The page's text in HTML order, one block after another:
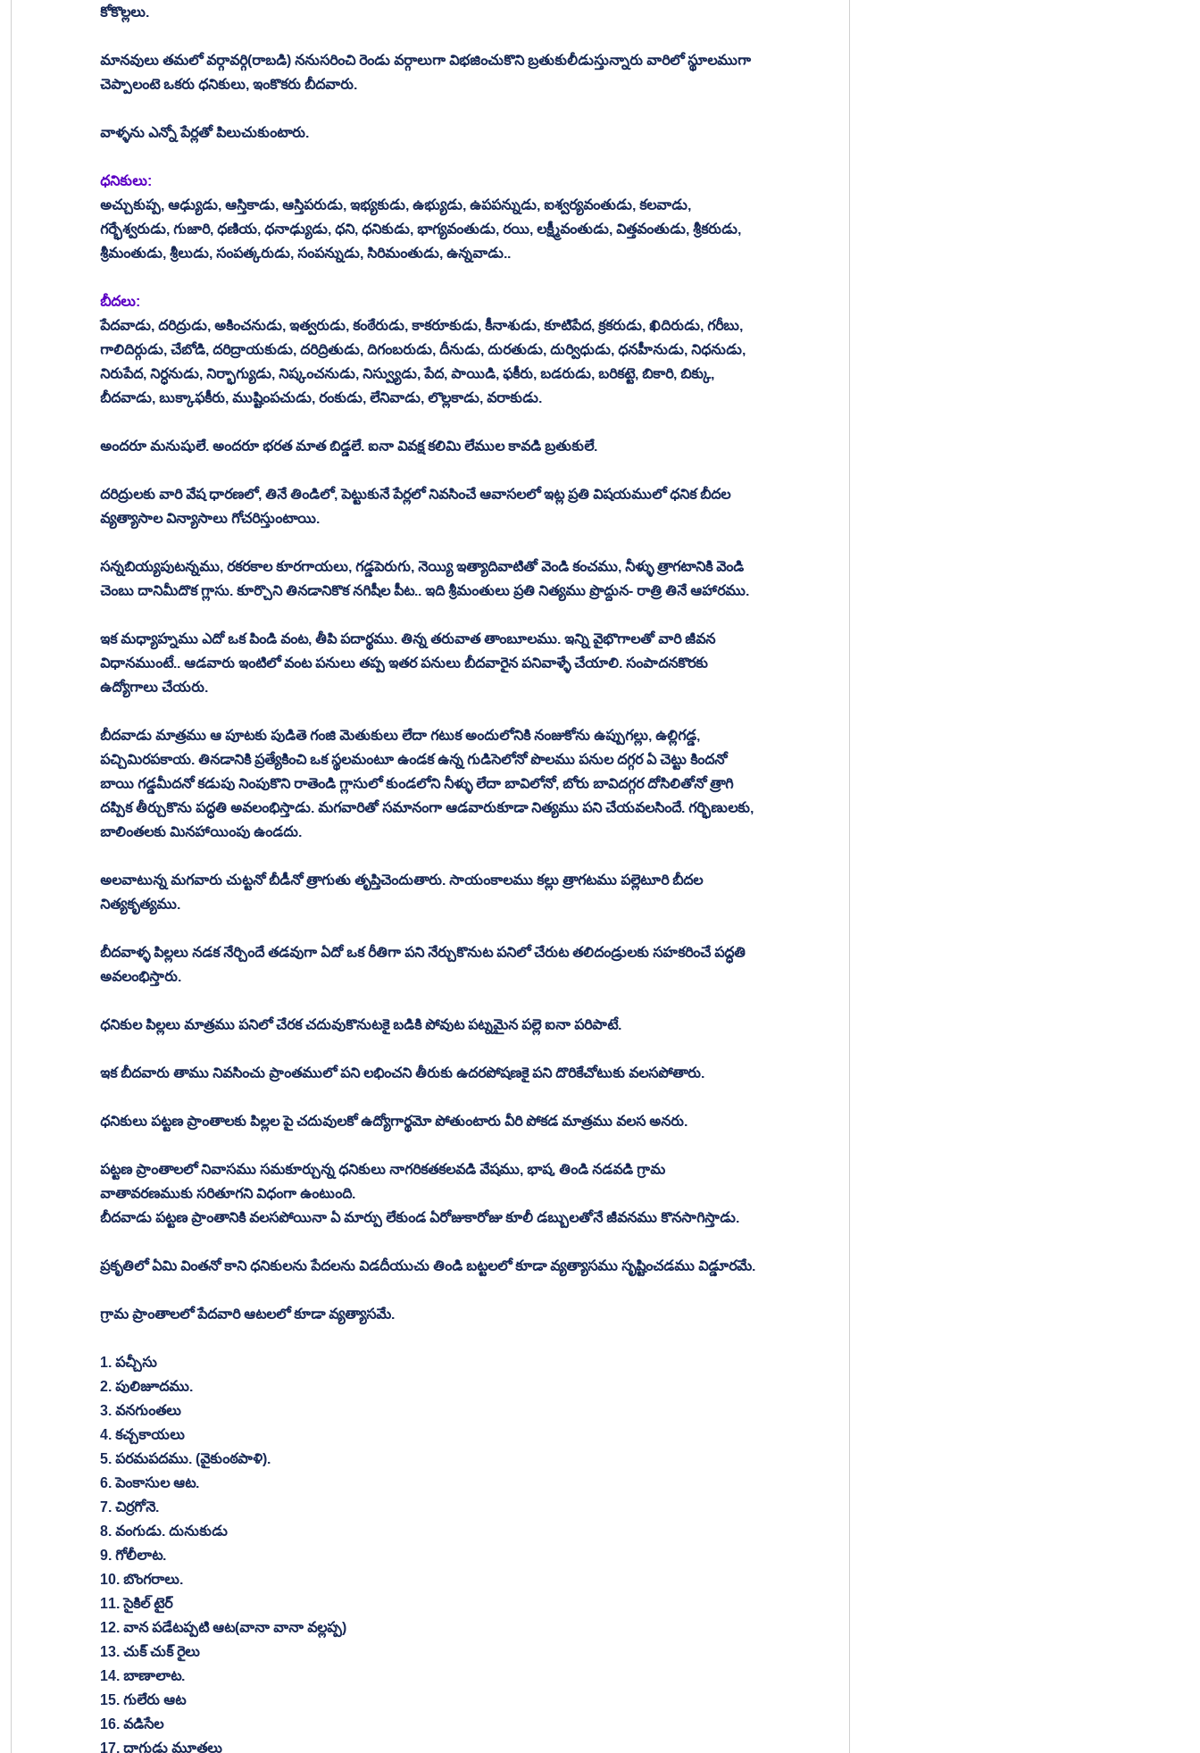
కోకొల్లలు.
మానవులు తమలో వర్గావర్గి(రాబడి) ననుసరించి రెండు వర్గాలుగా విభజించుకొని బ్రతుకులీడుస్తున్నారు వారిలో స్థూలముగా
చెప్పాలంటె ఒకరు ధనికులు, ఇంకొకరు బీదవారు.
వాళ్ళను ఎన్నో పేర్లతో పిలుచుకుంటారు.
ధనికులు:
అచ్చుకుప్ప, ఆఢ్యుడు, ఆస్తికాడు, ఆస్తిపరుడు, ఇభ్యకుడు, ఉభ్యుడు, ఉపపన్నుడు, ఐశ్వర్యవంతుడు, కలవాడు,
గర్భేశ్వరుడు, గుజారి, ధణియ, ధనాఢ్యుడు, ధని, ధనికుడు, భాగ్యవంతుడు, రయి, లక్ష్మీవంతుడు, విత్తవంతుడు, శ్రీకరుడు,
శ్రీమంతుడు, శ్రీలుడు, సంపత్కరుడు, సంపన్నుడు, సిరిమంతుడు, ఉన్నవాడు..
బీదలు:
పేదవాడు, దరిద్రుడు, అకించనుడు, ఇత్వరుడు, కంఠేరుడు, కాకరూకుడు, కీనాశుడు, కూటిపేద, క్రకరుడు, ఖిదిరుడు, గరీబు,
గాలిదిర్గుడు, చేబోడి, దరిద్రాయకుడు, దరిద్రితుడు, దిగంబరుడు, దీనుడు, దురతుడు, దుర్విధుడు, ధనహీనుడు, నిధనుడు,
నిరుపేద, నిర్ధనుడు, నిర్భాగ్యుడు, నిష్కంచనుడు, నిస్వ్యుడు, పేద, పాయిడి, ఫకీరు, బడరుడు, బరికట్టె, బికారి, బిక్కు,
బీదవాడు, బుక్కాఫకీరు, ముష్టింపచుడు, రంకుడు, లేనివాడు, లొల్లకాడు, వరాకుడు.
అందరూ మనుషులే. అందరూ భరత మాత బిడ్డలే. ఐనా వివక్ష కలిమి లేముల కావడి బ్రతుకులే.
దరిద్రులకు వారి వేష ధారణలో, తినే తిండిలో, పెట్టుకునే పేర్లలో నివసించే ఆవాసలలో ఇట్ల ప్రతి విషయములో ధనిక బీదల
వ్యత్యాసాల విన్యాసాలు గోచరిస్తుంటాయి.
సన్నబియ్యపుటన్నము, రకరకాల కూరగాయలు, గడ్డపెరుగు, నెయ్యి ఇత్యాదివాటితో వెండి కంచము, నీళ్ళు త్రాగటానికి వెండి
చెంబు దానిమీదొక గ్లాసు. కూర్చొని తినడానికొక నగిషీల పీట.. ఇది శ్రీమంతులు ప్రతి నిత్యము ప్రొద్దున- రాత్రి తినే ఆహారము.
ఇక మధ్యాహ్నము ఎదో ఒక పిండి వంట, తీపి పదార్థము. తిన్న తరువాత తాంబూలము. ఇన్ని వైభొగాలతో వారి జీవన
విధానముంటే.. ఆడవారు ఇంటిలో వంట పనులు తప్ప ఇతర పనులు బీదవారైన పనివాళ్ళే చేయాలి. సంపాదనకొరకు
ఉద్యోగాలు చేయరు.
బీదవాడు మాత్రము ఆ పూటకు పుడితె గంజి మెతుకులు లేదా గటుక అందులోనికి నంజుకోను ఉప్పుగల్లు, ఉల్లిగడ్డ,
పచ్చిమిరపకాయ. తినడానికి ప్రత్యేకించి ఒక స్థలమంటూ ఉండక ఉన్న గుడిసెలోనో పొలము పనుల దగ్గర ఏ చెట్టు కిందనో
బాయి గడ్డమీదనో కడుపు నింపుకొని రాతెండి గ్లాసులో కుండలోని నీళ్ళు లేదా బావిలోనో, బోరు బావిదగ్గర దోసిలితోనో త్రాగి
దప్పిక తీర్చుకొను పద్ధతి అవలంభిస్తాడు. మగవారితో సమానంగా ఆడవారుకూడా నిత్యము పని చేయవలసిందే. గర్భిణులకు,
బాలింతలకు మినహాయింపు ఉండదు.
అలవాటున్న మగవారు చుట్టనో బీడీనో త్రాగుతు తృప్తిచెందుతారు. సాయంకాలము కల్లు త్రాగటము పల్లెటూరి బీదల
నిత్యకృత్యము.
బీదవాళ్ళ పిల్లలు నడక నేర్చిందే తడవుగా ఏదో ఒక రీతిగా పని నేర్చుకొనుట పనిలో చేరుట తలిదండ్రులకు సహకరించే పద్ధతి
అవలంభిస్తారు.
ధనికుల పిల్లలు మాత్రము పనిలో చేరక చదువుకొనుటకై బడికి పోవుట పట్నమైన పల్లె ఐనా పరిపాటే.
ఇక బీదవారు తాము నివసించు ప్రాంతములో పని లభించని తీరుకు ఉదరపోషణకై పని దొరికేచోటుకు వలసపోతారు.
ధనికులు పట్టణ ప్రాంతాలకు పిల్లల పై చదువులకో ఉద్యోగార్థమో పోతుంటారు వీరి పోకడ మాత్రము వలస అనరు.
పట్టణ ప్రాంతాలలో నివాసము సమకూర్చున్న ధనికులు నాగరికతకలవడి వేషము, భాష, తిండి నడవడి గ్రామ
వాతావరణముకు సరితూగని విధంగా ఉంటుంది.
బీదవాడు పట్టణ ప్రాంతానికి వలసపోయినా ఏ మార్పు లేకుండ ఏరోజుకారోజు కూలీ డబ్బులతోనే జీవనము కొనసాగిస్తాడు.
ప్రకృతిలో ఏమి వింతనో కాని ధనికులను పేదలను విడదీయుచు తిండి బట్టలలో కూడా వ్యత్యాసము సృష్టించడము విడ్డూరమే.
గ్రామ ప్రాంతాలలో పేదవారి ఆటలలో కూడా వ్యత్యాసమే.
1. పచ్చీసు
2. పులిజూదము.
3. వనగుంతలు
4. కచ్చకాయలు
5. పరమపదము. (వైకుంఠపాళి).
6. పెంకాసుల ఆట.
7. చిర్రగోనె.
8. వంగుడు. దునుకుడు
9. గోలీలాట.
10. బొంగరాలు.
11. సైకిల్ టైర్
12. వాన పడేటప్పటి ఆట(వానా వానా వల్లప్ప)
13. చుక్ చుక్ రైలు
14. బాణాలాట.
15. గులేరు ఆట
16. వడిసేల
17. దాగుడు మూతలు